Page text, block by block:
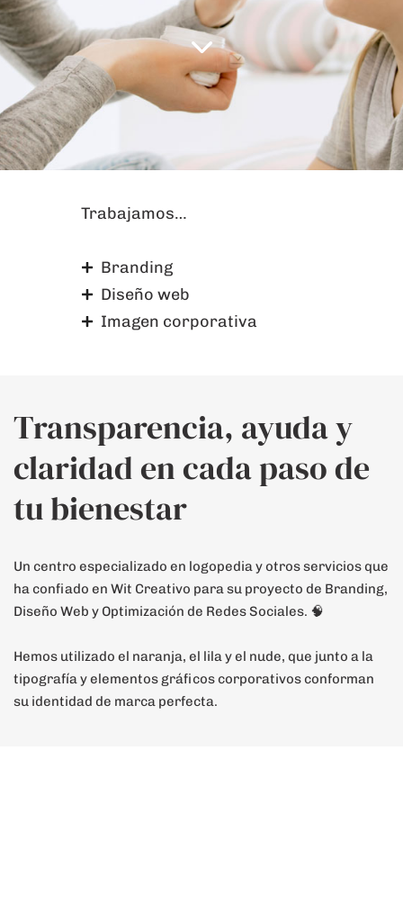
Trabajamos…
Branding
Diseño web
Imagen corporativa
Transparencia, ayuda y
claridad en cada paso de
tu bienestar
Un centro especializado en logopedia y otros servicios que
ha confiado en Wit Creativo para su proyecto de Branding,
Diseño Web y Optimización de Redes Sociales. 🧠
Hemos utilizado el naranja, el lila y el nude, que junto a la
tipografía y elementos gráficos corporativos conforman
su identidad de marca perfecta.